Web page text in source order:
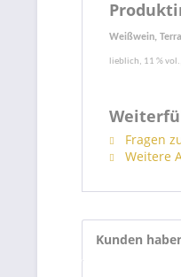
Weißwein,
lieblich, 11 %
Fragen
Weitere
Kunden